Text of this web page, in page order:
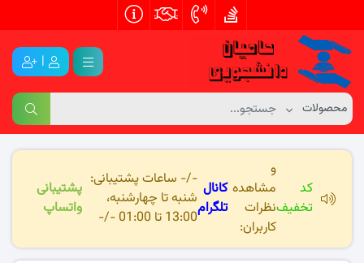
|
کد
تخفیف
و
مشاهده
نظرات
کاربران:
کانال
تلگرام
-/- ساعات پشتیبانی:
شنبه تا چهارشنبه،
13:00 تا 01:00 -/-
پشتیبانی
واتساپ